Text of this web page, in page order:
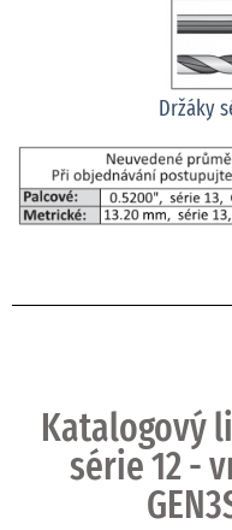
Držáky
Katalogový
série 12 -